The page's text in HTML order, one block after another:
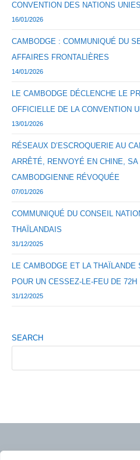
CONVENTION DES NATIONS
16/01/2026
CAMBODGE : COMMUNIQUÉ DU
AFFAIRES FRONTALIÈRES
14/01/2026
LE CAMBODGE DÉCLENCHE LE
OFFICIELLE DE LA CONVENTION
13/01/2026
RÉSEAUX D’ESCROQUERIE AU
ARRÊTÉ, RENVOYÉ EN CHINE, SA
CAMBODGIENNE RÉVOQUÉE
07/01/2026
COMMUNIQUÉ DU CONSEIL
THAÏLANDAIS
31/12/2025
LE CAMBODGE ET LA THAÏLANDE
POUR UN CESSEZ-LE-FEU DE 72H
31/12/2025
SEARCH